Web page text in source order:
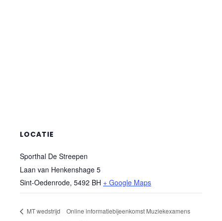
LOCATIE
Sporthal De Streepen
Laan van Henkenshage 5
Sint-Oedenrode, 5492 BH + Google Maps
MT wedstrijd
Online informatiebijeenkomst Muziekexamens